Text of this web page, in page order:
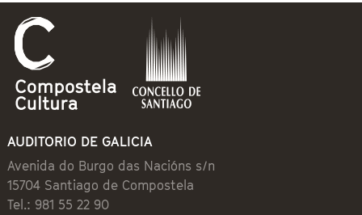
AUDITORIO DE GALICIA
Avenida do Burgo das Nacións s/n
15704 Santiago de Compostela
Tel.: 981 55 22 90